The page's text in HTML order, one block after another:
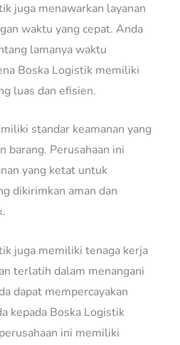
juga menawarkan layanan
waktu yang cepat. Anda
lamanya waktu
Boska Logistik memiliki
luas dan efisien.
standar keamanan yang
barang. Perusahaan ini
yang ketat untuk
dikirimkan aman dan
juga memiliki tenaga kerja
terlatih dalam menangani
dapat mempercayakan
kepada Boska Logistik
ini memiliki